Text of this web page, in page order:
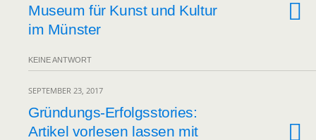
Museum für Kunst und Kultur
im Münster
KEINE ANTWORT
SEPTEMBER 23, 2017
Gründungs-Erfolgsstories:
Artikel vorlesen lassen mit